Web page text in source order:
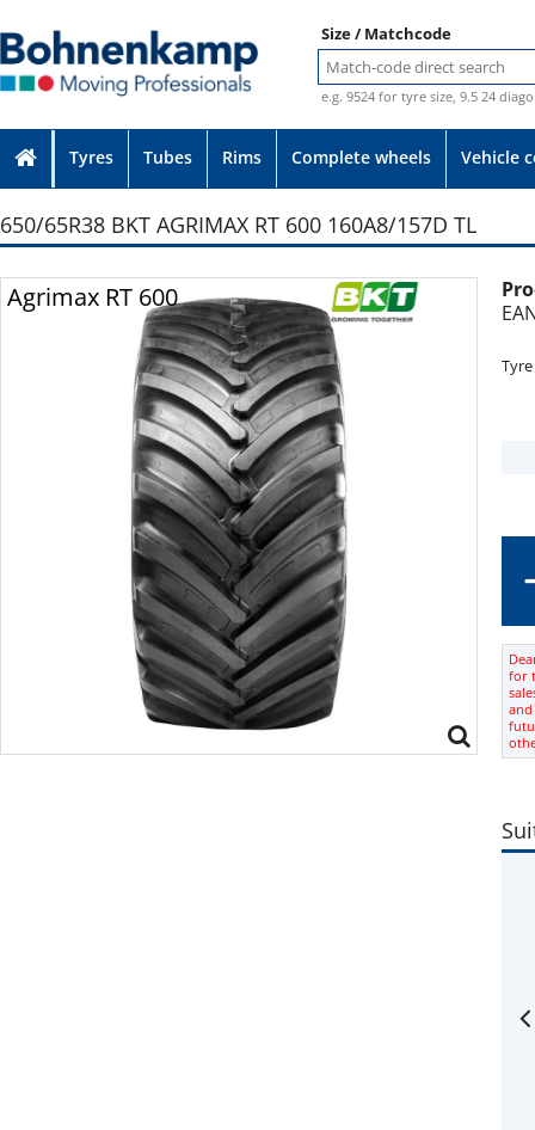
Size / Matchcode
e.g. 9524 for tyre size, 9.5 24
Tyres Tubes Rims Complete wheels Vehicle
650/65R38 BKT AGRIMAX RT 600 160A8/157D TL
Agrimax RT 600 Photo provided without guarantee
Tyre
for